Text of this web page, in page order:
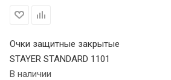
Очки защитные закрытые
STAYER STANDARD 1101
В наличии